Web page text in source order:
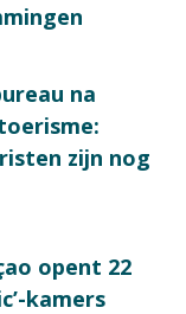
na
zijn nog
opent 22
kamers